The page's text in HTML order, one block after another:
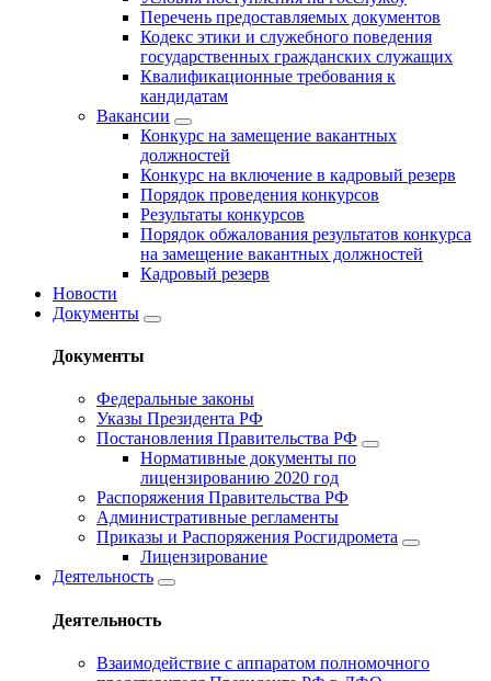
Перечень предоставляемых документов
Кодекс этики и служебного поведения
государственных гражданских служащих
Квалификационные требования к
кандидатам
Вакансии
Конкурс на замещение вакантных
должностей
Конкурс на включение в кадровый резерв
Порядок проведения конкурсов
Результаты конкурсов
Порядок обжалования результатов конкурса
на замещение вакантных должностей
Кадровый резерв
Новости
Документы
Документы
Федеральные законы
Указы Президента РФ
Постановления Правительства РФ
Нормативные документы по
лицензированию 2020 год
Распоряжения Правительства РФ
Административные регламенты
Приказы и Распоряжения Росгидромета
Лицензирование
Деятельность
Деятельность
Взаимодействие с аппаратом полномочного